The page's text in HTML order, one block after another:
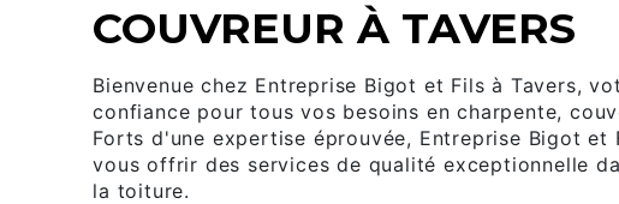
COUVREUR À TAVERS
Bienvenue chez Entreprise Bigot et Fils à Tavers,
confiance pour tous vos besoins en charpente,
Forts d'une expertise éprouvée, Entreprise Bigot et
vous offrir des services de qualité exceptionnelle
la toiture.